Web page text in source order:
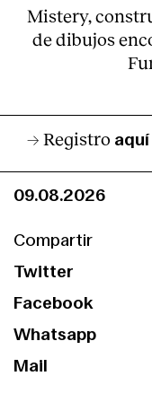
Mistery,
de dibujos
→ Registro aquí
09.08.2026
Compartir
Twitter
Facebook
Whatsapp
Mail